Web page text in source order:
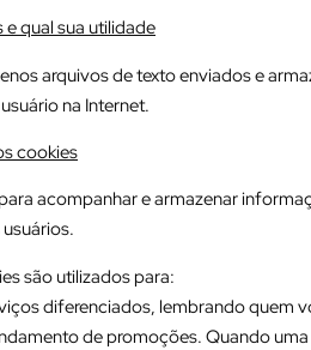
qual sua utilidade
arquivos de texto enviados e
na Internet.
cookies
acompanhar e armazenar
são utilizados para:
diferenciados, lembrando quem
de promoções. Quando